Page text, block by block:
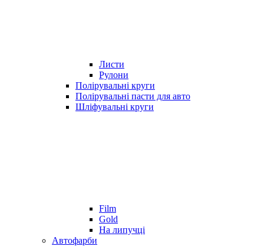
Листи
Рулони
Полірувальні круги
Полірувальні пасти для авто
Шліфувальні круги
Film
Gold
На липучці
Автофарби